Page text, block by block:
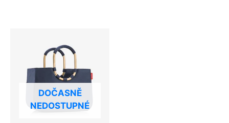
DOČASNĚ
NEDOSTUPNÉ